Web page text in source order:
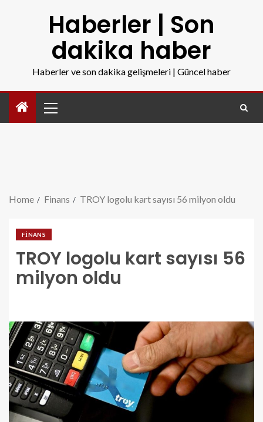
Haberler | Son
dakika haber
Haberler ve son dakika gelişmeleri | Güncel haber
Home Finans TROY logolu kart sayısı 56 milyon oldu
FINANS
TROY logolu kart sayısı 56
milyon oldu